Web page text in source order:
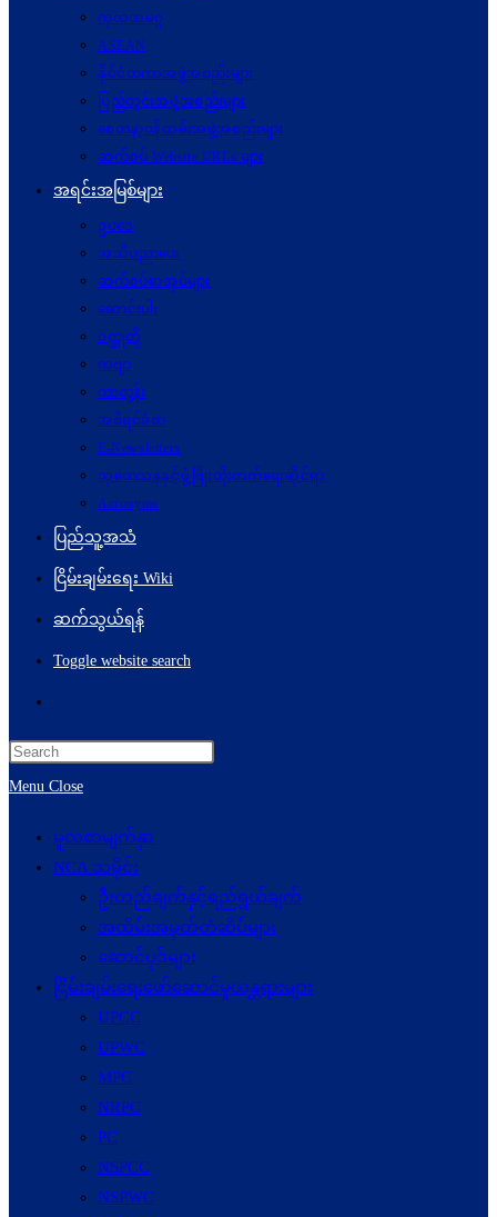
ကုလသမဂ္ဂ
ASEAN
နိုင်ငံတကာအဖွဲ့အစည်းများ
ပြည်တွင်းအဖွဲ့အစည်းများ
စေတနာ့ဝန်ထမ်းအဖွဲ့အစည်းများ
ဆက်စပ် Website URLs များ
အရင်းအမြစ်များ
ဥပဒေ
အသိပညာပေး
ဆက်စပ်စာအုပ်များ
ဆောင်းပါး
ဝတ္ထုတို
ကဗျာ
ကာတွန်း
အစီရင်ခံစာ
E-Newsletters
သုတေသနနှင့်ဖွံ့ဖြိုးတိုးတက်ရေးဆိုင်ရာ
Acronyms
ပြည်သူ့အသံ
ငြိမ်းချမ်းရေး Wiki
ဆက်သွယ်ရန်
Toggle website search
Menu Close
မူလစာမျက်နှာ
NCA သမိုင်း
ဦးတည်ချက်နှင့်ရည်ရွယ်ချက်
အထိမ်းအမှတ်တံဆိပ်များ
ဆောင်ပုဒ်များ
ငြိမ်းချမ်းရေးဖော်‌ဆောင်မှုယန္တရားများ
UPCC
UPWC
MPC
NRPC
PC
NSPCC
NSPWC